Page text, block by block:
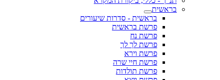
בראשית
בראשית - סדרות שיעורים
פרשת בראשית
פרשת נח
פרשת לך לך
פרשת וירא
פרשת חיי שרה
פרשת תולדות